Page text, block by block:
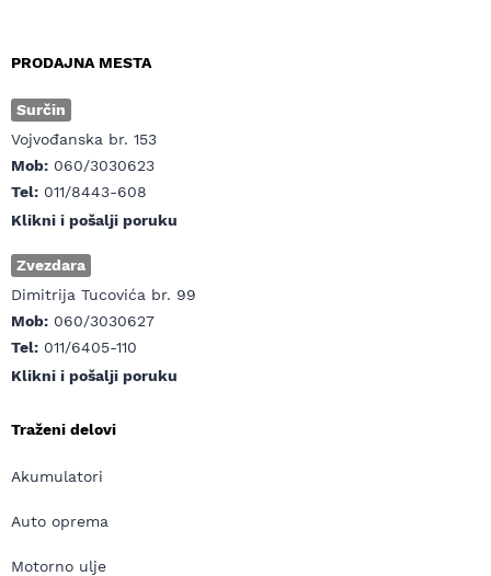
PRODAJNA MESTA
Surčin
Vojvođanska br. 153
Mob: 060/3030623
Tel: 011/8443-608
Klikni i pošalji poruku
Zvezdara
Dimitrija Tucovića br. 99
Mob: 060/3030627
Tel: 011/6405-110
Klikni i pošalji poruku
Traženi delovi
Akumulatori
Auto oprema
Motorno ulje